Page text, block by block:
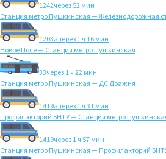
1242через 52 мин
Станция метро Пушкинская — Железнодорожная
1203ачерез 1 ч 16 мин
Новое Поле — Станция метро Пушкинская
33через 1 ч 22 мин
Станция метро Пушкинская — ДС Дражня
1419ачерез 1 ч 31 мин
Профилакторий БНТУ — Станция метро
1419через 1 ч 57 мин
Станция метро Пушкинская — Профилакторий